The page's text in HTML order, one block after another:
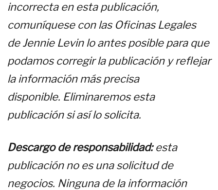
incorrecta en esta publicación,
comuníquese con las Oficinas Legales
de Jennie Levin lo antes posible para que
podamos corregir la publicación y reflejar
la información más precisa
disponible. Eliminaremos esta
publicación si así lo solicita.
Descargo de responsabilidad:esta
publicación no es una solicitud de
negocios. Ninguna de la información